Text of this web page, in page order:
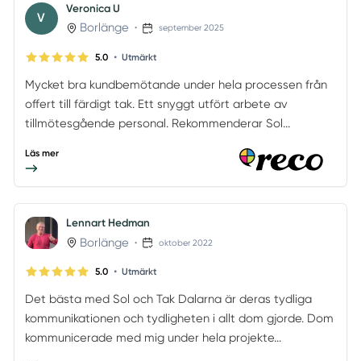
V
Veronica U
Borlänge • september 2025
5.0 • Utmärkt
Mycket bra kundbemötande under hela processen från
offert till färdigt tak. Ett snyggt utfört arbete av
tillmötesgående personal. Rekommenderar Sol...
Läs mer
Lennart Hedman
Borlänge • oktober 2022
5.0 • Utmärkt
Det bästa med Sol och Tak Dalarna är deras tydliga
kommunikationen och tydligheten i allt dom gjorde. Dom
kommunicerade med mig under hela projekte...